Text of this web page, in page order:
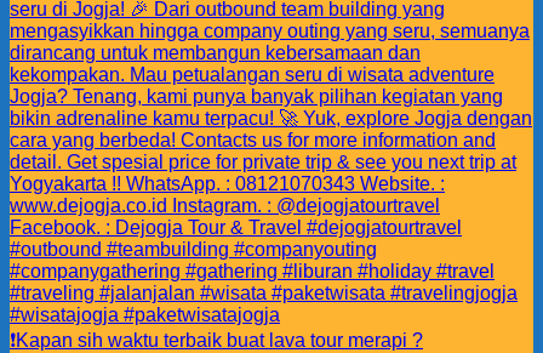
❗️Kapan sih waktu terbaik buat lava tour merapi ?